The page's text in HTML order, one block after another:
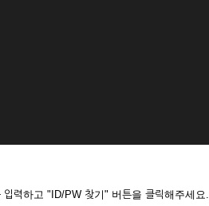
입력하고 "ID/PW 찾기" 버튼을 클릭해주세요.